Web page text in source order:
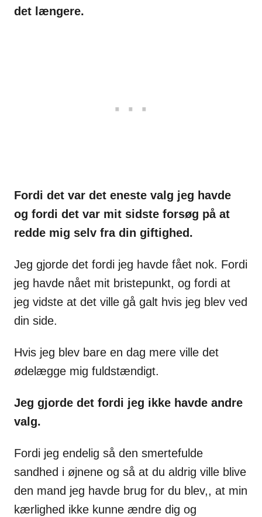
det længere.
Fordi det var det eneste valg jeg havde
og fordi det var mit sidste forsøg på at
redde mig selv fra din giftighed.
Jeg gjorde det fordi jeg havde fået nok. Fordi
jeg havde nået mit bristepunkt, og fordi at
jeg vidste at det ville gå galt hvis jeg blev ved
din side.
Hvis jeg blev bare en dag mere ville det
ødelægge mig fuldstændigt.
Jeg gjorde det fordi jeg ikke havde andre
valg.
Fordi jeg endelig så den smertefulde
sandhed i øjnene og så at du aldrig ville blive
den mand jeg havde brug for du blev,, at min
kærlighed ikke kunne ændre dig og